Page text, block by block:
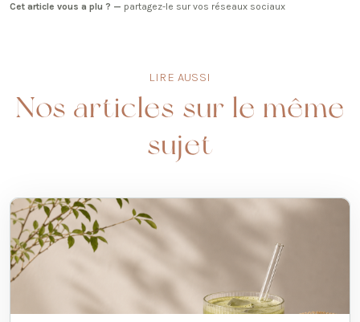
Cet article vous a plu ? — partagez-le sur vos réseaux sociaux
LIRE AUSSI
Nos articles sur le même
sujet